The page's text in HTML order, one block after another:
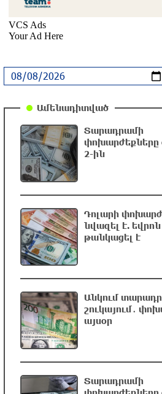
68 տարեկանում կյանքից
ՀՕՊ-ն առավոտյան խnցել
անօդաչու թռչող սարք.
Հրազդանում բացվել է
ընկերության «ԱԲ
Մխիթար Հայրապետյան
Որ հարցնես՝ կասեն՝ եթե
սահմանին
Աբրահամյան
«Քաղաքագետ Աթաև.
Ամենադիտված
Տարադրամի
փոխարժեքները
2-ին
Դոլարի
նվազել է.
թանկացել է
Անկում
շուկայում․
այսօր
Տարադրամի